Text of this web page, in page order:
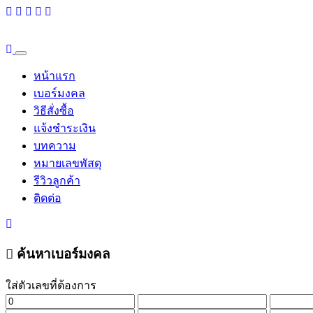
หน้าแรก
เบอร์มงคล
วิธีสั่งซื้อ
แจ้งชำระเงิน
บทความ
หมายเลขพัสดุ
รีวิวลูกค้า
ติดต่อ
ค้นหาเบอร์มงคล
ใส่ตัวเลขที่ต้องการ